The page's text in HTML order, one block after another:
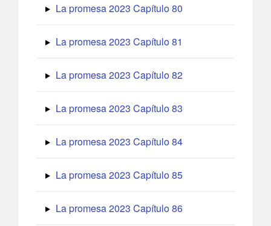
La promesa 2023 Capítulo 80
La promesa 2023 Capítulo 81
La promesa 2023 Capítulo 82
La promesa 2023 Capítulo 83
La promesa 2023 Capítulo 84
La promesa 2023 Capítulo 85
La promesa 2023 Capítulo 86